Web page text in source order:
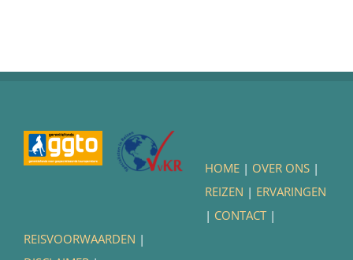
HOME | OVER ONS |
REIZEN | ERVARINGEN
| CONTACT |
REISVOORWAARDEN |